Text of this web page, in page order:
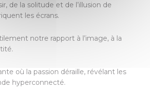
de la solitude et de l’illusion de
les écrans.
notre rapport à l’image, à la
où la passion déraille, révélant les
hyperconnecté.